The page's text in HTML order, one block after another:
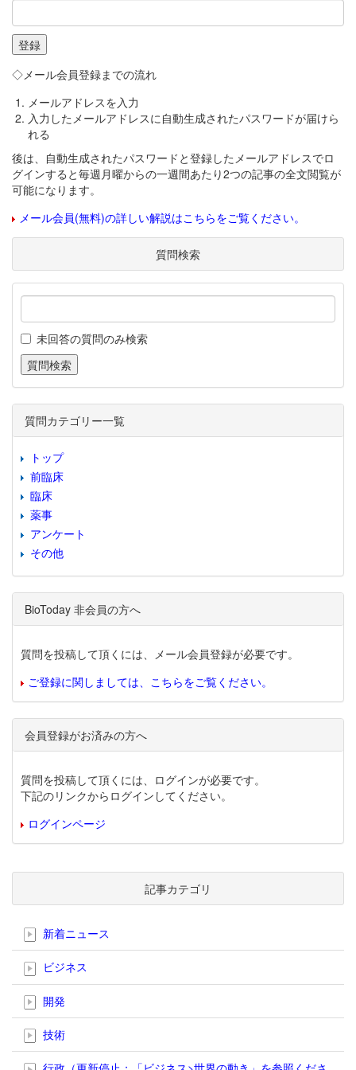
◇メール会員登録までの流れ
メールアドレスを入力
入力したメールアドレスに自動生成されたパスワードが届けら
れる
後は、自動生成されたパスワードと登録したメールアドレスでロ
グインすると毎週月曜からの一週間あたり2つの記事の全文閲覧が
可能になります。
メール会員(無料)の詳しい解説はこちらをご覧ください。
質問検索
未回答の質問のみ検索
質問カテゴリー一覧
トップ
前臨床
臨床
薬事
アンケート
その他
BioToday 非会員の方へ
質問を投稿して頂くには、メール会員登録が必要です。
ご登録に関しましては、こちらをご覧ください。
会員登録がお済みの方へ
質問を投稿して頂くには、ログインが必要です。
下記のリンクからログインしてください。
ログインページ
記事カテゴリ
新着ニュース
ビジネス
開発
技術